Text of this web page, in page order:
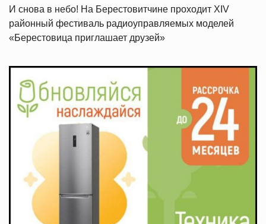
И снова в небо! На Берестовитчине проходит XIV
районный фестиваль радиоуправляемых моделей
«Берестовица приглашает друзей»